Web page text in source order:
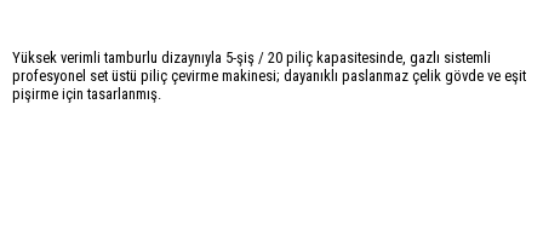
Yüksek verimli tamburlu dizaynıyla 5-şiş / 20 piliç kapasitesinde, gazlı sistemli
profesyonel set üstü piliç çevirme makinesi; dayanıklı paslanmaz çelik gövde ve eşit
pişirme için tasarlanmış.